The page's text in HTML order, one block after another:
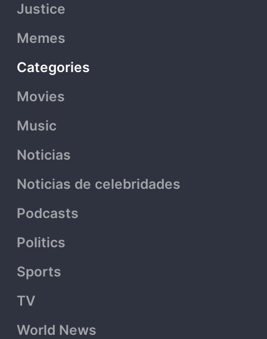
Justice
Memes
Categories
Movies
Music
Noticias
Noticias de celebridades
Podcasts
Politics
Sports
TV
World News